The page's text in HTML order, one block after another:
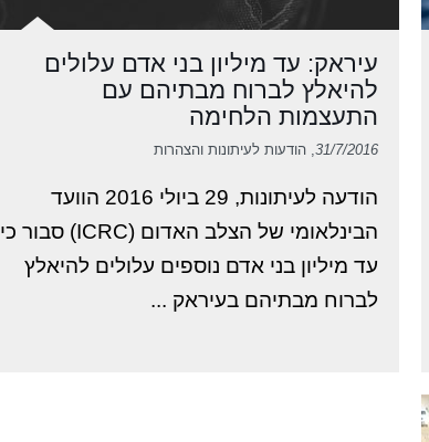
עיראק: עד מיליון בני אדם עלולים
להיאלץ לברוח מבתיהם עם
התעצמות הלחימה
31/7/2016, הודעות לעיתונות והצהרות
הודעה לעיתונות, 29 ביולי 2016 הוועד
הבינלאומי של הצלב האדום (ICRC) סבור כי
עד מיליון בני אדם נוספים עלולים להיאלץ
לברוח מבתיהם בעיראק ...